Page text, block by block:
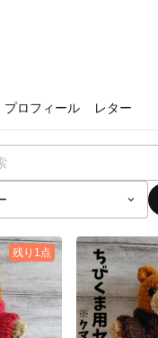
プロフィール レター
残り1点